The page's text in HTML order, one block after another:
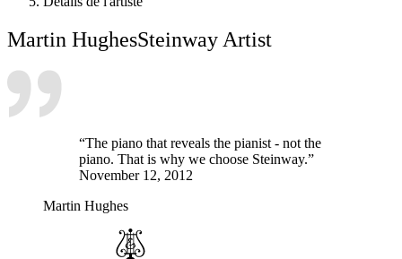
Martin HughesSteinway Artist
“The piano that reveals the pianist - not the
piano. That is why we choose Steinway.”
November 12, 2012
Martin Hughes